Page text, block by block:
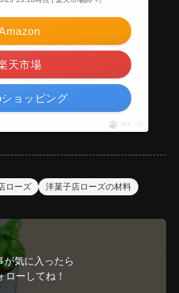
天市場
ョッピング
ポチップ
ローズ 洋菓子店ローズの材料
が気に入ったら
ローしてね！